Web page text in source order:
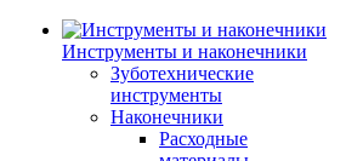
Инструменты и наконечники
Зуботехнические
инструменты
Наконечники
Расходные